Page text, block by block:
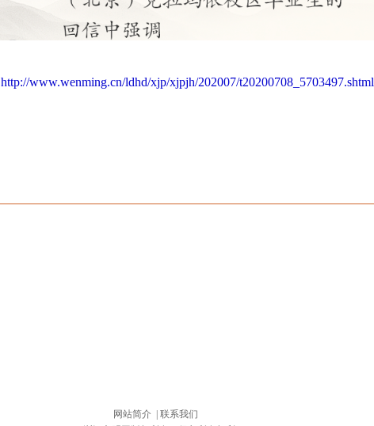
http://www.wenming.cn/ldhd/xjp/xjpjh/202007/t20200708_5703497.shtml
网站简介 | 联系我们